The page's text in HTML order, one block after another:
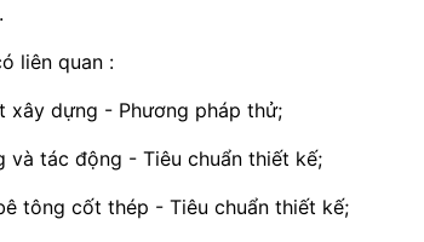
liên quan :
xây dựng - Phương pháp thử;
và tác động - Tiêu chuẩn thiết kế;
tông cốt thép - Tiêu chuẩn thiết kế;